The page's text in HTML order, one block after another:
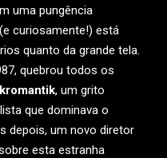
uma pungência
curiosamente!) está
quanto da grande tela.
quebrou todos os
, um grito
que dominava o
depois, um novo diretor
esta estranha